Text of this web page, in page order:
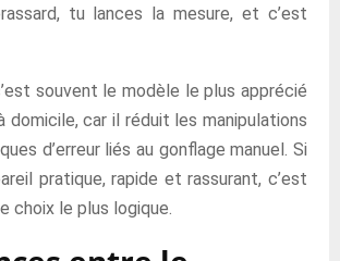
tu lances la mesure, et c’est
souvent le modèle le plus apprécié
domicile, car il réduit les manipulations
d’erreur liés au gonflage manuel. Si
pratique, rapide et rassurant, c’est
choix le plus logique.